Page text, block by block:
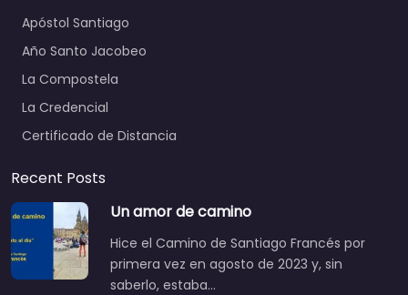
Apóstol Santiago
Año Santo Jacobeo
La Compostela
La Credencial
Certificado de Distancia
Recent Posts
Un amor de camino
Hice el Camino de Santiago Francés por
primera vez en agosto de 2023 y, sin
saberlo, estaba…